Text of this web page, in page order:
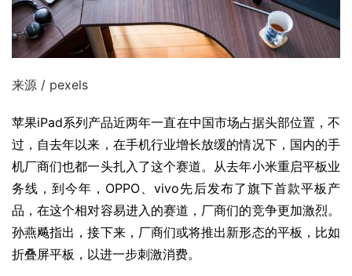
来源 / pexels
苹果iPad系列产品近两年一直在中国市场占据头部位置，不
过，自去年以来，在手机行业增长放缓的情况下，国内的手
机厂商们也都一头扎入了这个赛道。从去年小米重启平板业
务线，到今年，OPPO、vivo先后发布了旗下首款平板产
品，在这个相对容易进入的赛道，厂商们的竞争更加激烈。
孙燕飚指出，接下来，厂商们或将推出新形态的平板，比如
折叠屏平板，以进一步刺激消费。